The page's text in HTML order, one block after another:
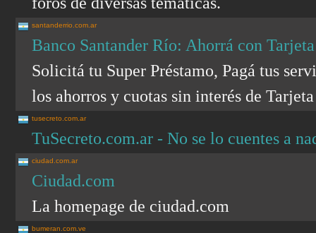
santanderrio.com.ar
Banco Santander Río: Ahorrá con
Solicitá tu Super Préstamo, Pagá tus
los ahorros y cuotas sin interés de
tusecreto.com.ar
TuSecreto.com.ar - No se lo cuentes a
ciudad.com.ar
Ciudad.com
La homepage de ciudad.com
bumeran.com.ve